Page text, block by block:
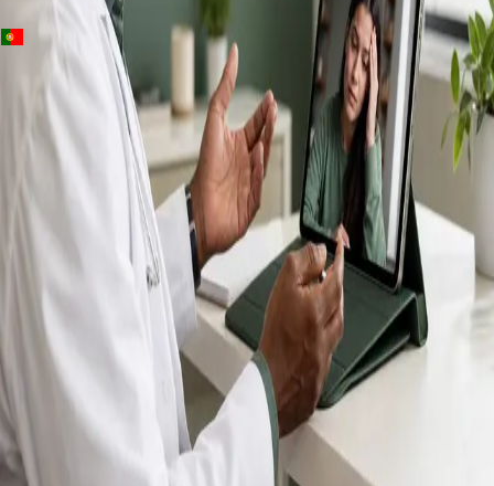
Portugal · Consulta de clínica geral online
Consulta
Médica Online
em Portugal
Speak to a licensed doctor about everyday health
Book general consultation Ver perfis
Fale com um clínico geral
Consulte um clínico geral
registado no conforto da sua casa.
Seguro e confidencial
As suas conversas são privadas,
seguras e encriptadas.
Marcações rápidas
Marque consultas que lhe convêm,